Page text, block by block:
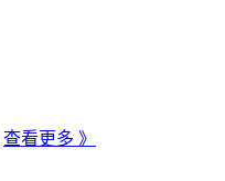
查看更多 》